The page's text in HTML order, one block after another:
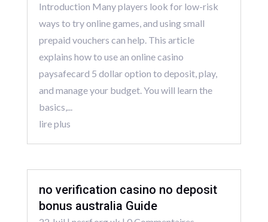
Introduction Many players look for low-risk
ways to try online games, and using small
prepaid vouchers can help. This article
explains how to use an online casino
paysafecard 5 dollar option to deposit, play,
and manage your budget. You will learn the
basics,...
lire plus
no verification casino no deposit
bonus australia Guide